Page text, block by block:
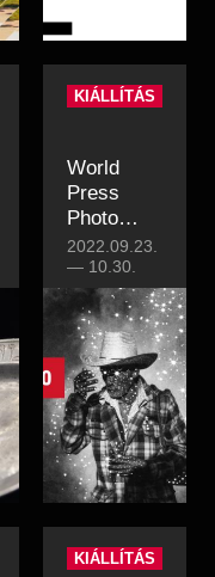
KIÁLLÍTÁS
World
Press
Photo
2022
kiállítás
2022.09.23.
— 10.30.
KIÁLLÍTÁS